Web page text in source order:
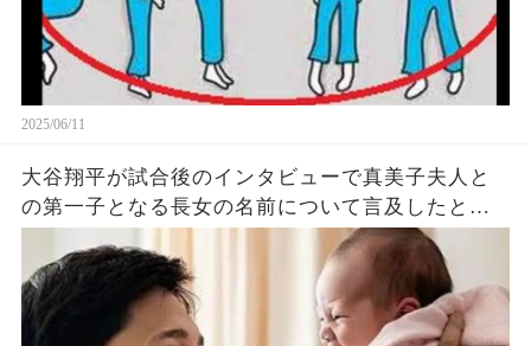
2025/06/11
大谷翔平が試合後のインタビューで真美子夫人と
の第一子となる長女の名前について言及したと話
題に！山本由伸や佐々木朗希は知ってそう！